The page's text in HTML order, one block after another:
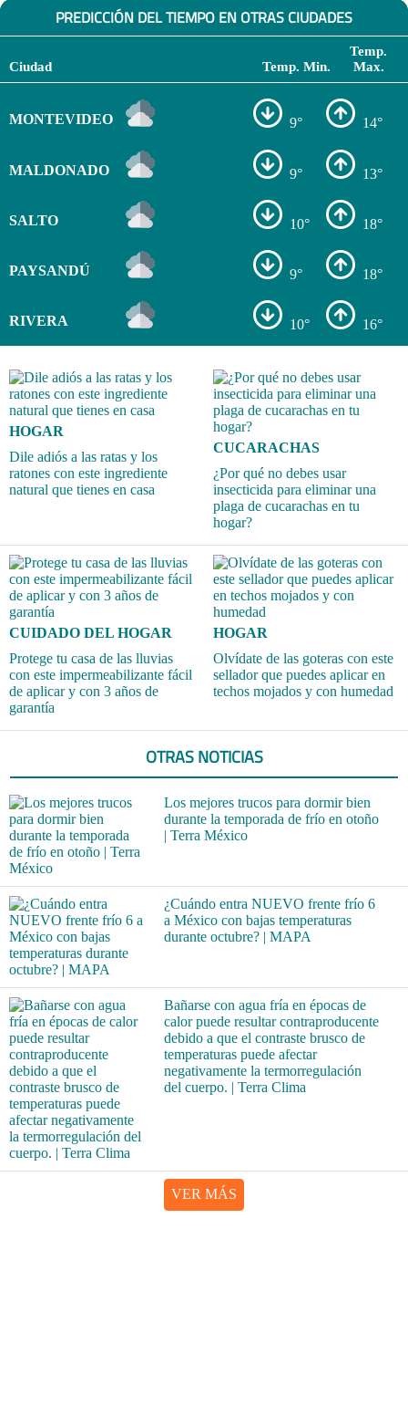
PREDICCIÓN DEL TIEMPO EN OTRAS CIUDADES
Ciudad Temp. Min.
Temp.
Max.
MONTEVIDEO 9° 14°
MALDONADO 9° 13°
SALTO 10° 18°
PAYSANDÚ 9° 18°
RIVERA 10° 16°
HOGAR
Dile adiós a las ratas y los
ratones con este ingrediente
natural que tienes en casa
CUCARACHAS
¿Por qué no debes usar
insecticida para eliminar una
plaga de cucarachas en tu
hogar?
CUIDADO DEL HOGAR
Protege tu casa de las lluvias
con este impermeabilizante fácil
de aplicar y con 3 años de
garantía
HOGAR
Olvídate de las goteras con este
sellador que puedes aplicar en
techos mojados y con humedad
OTRAS NOTICIAS
Los mejores trucos para dormir bien
durante la temporada de frío en otoño
| Terra México
¿Cuándo entra NUEVO frente frío 6
a México con bajas temperaturas
durante octubre? | MAPA
Bañarse con agua fría en épocas de
calor puede resultar contraproducente
debido a que el contraste brusco de
temperaturas puede afectar
negativamente la termorregulación
del cuerpo. | Terra Clima
VER MÁS